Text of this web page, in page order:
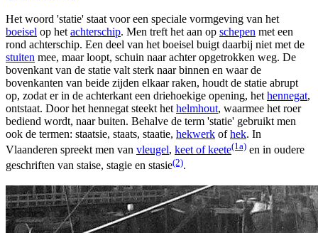
Het woord 'statie' staat voor een speciale vormgeving van het
boeisel op het achterschip. Men treft het aan op schepen met een
rond achterschip. Een deel van het boeisel buigt daarbij niet met de
stuiten mee, maar loopt, schuin naar achter opgetrokken weg. De
bovenkant van de statie valt sterk naar binnen en waar de
bovenkanten van beide zijden elkaar raken, houdt de statie abrupt
op, zodat er in de achterkant een driehoekige opening, het hennegat,
ontstaat. Door het hennegat steekt het helmhout, waarmee het roer
bediend wordt, naar buiten. Behalve de term 'statie' gebruikt men
ook de termen: staatsie, staats, staatie, hekwerk ofhek. In
Vlaanderen spreekt men van vleugel, keet of keete(1a) en in oudere
geschriften van staise, stagie en stasie(2).